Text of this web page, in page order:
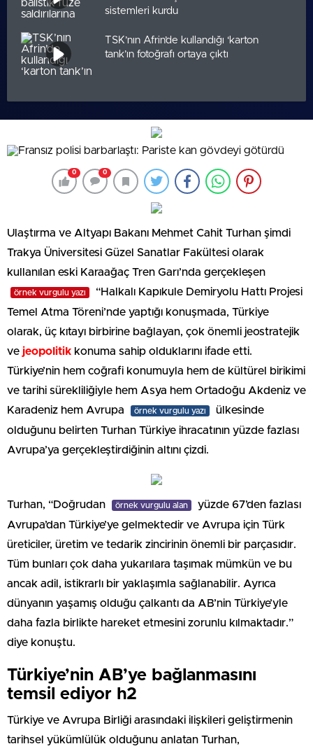
sistemleri kurdu
TSK’nın Afrin’de kullandığı ‘karton
tank’ın fotoğrafı ortaya çıktı
0 0
Ulaştırma ve Altyapı Bakanı Mehmet Cahit Turhan şimdi
Trakya Üniversitesi Güzel Sanatlar Fakültesi olarak
kullanılan eski Karaağaç Tren Garı’nda gerçekleşen
örnek vurgulu yazı
“Halkalı Kapıkule Demiryolu Hattı Projesi
Temel Atma Töreni’nde yaptığı konuşmada, Türkiye
olarak, üç kıtayı birbirine bağlayan, çok önemli jeostratejik
ve jeopolitik konuma sahip olduklarını ifade etti.
Türkiye’nin hem coğrafi konumuyla hem de kültürel birikimi
ve tarihi sürekliliğiyle hem Asya hem Ortadoğu Akdeniz ve
Karadeniz hem Avrupa
örnek vurgulu yazı
ülkesinde
olduğunu belirten Turhan Türkiye ihracatının yüzde fazlası
Avrupa’ya gerçekleştirdiğinin altını çizdi.
Turhan, “Doğrudan örnek vurgulu alan
yüzde 67’den fazlası
Avrupa’dan Türkiye’ye gelmektedir ve Avrupa için Türk
üreticiler, üretim ve tedarik zincirinin önemli bir parçasıdır.
Tüm bunları çok daha yukarılara taşımak mümkün ve bu
ancak adil, istikrarlı bir yaklaşımla sağlanabilir. Ayrıca
dünyanın yaşamış olduğu çalkantı da AB’nin Türkiye’yle
daha fazla birlikte hareket etmesini zorunlu kılmaktadır.”
diye konuştu.
Türkiye’nin AB’ye bağlanmasını
temsil ediyor h2
Türkiye ve Avrupa Birliği arasındaki ilişkileri geliştirmenin
tarihsel yükümlülük olduğunu anlatan Turhan,